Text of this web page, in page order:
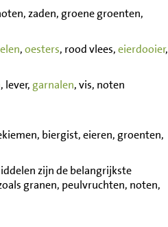
zaden, groene groenten,
,oesters, rood vlees,eierdooier,
, lever, garnalen, vis, noten
biergist, eieren, groenten,
zijn de belangrijkste
granen, peulvruchten, noten,